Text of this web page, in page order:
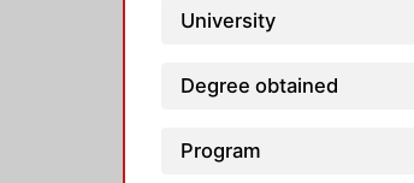
University
Degree obtained
Program